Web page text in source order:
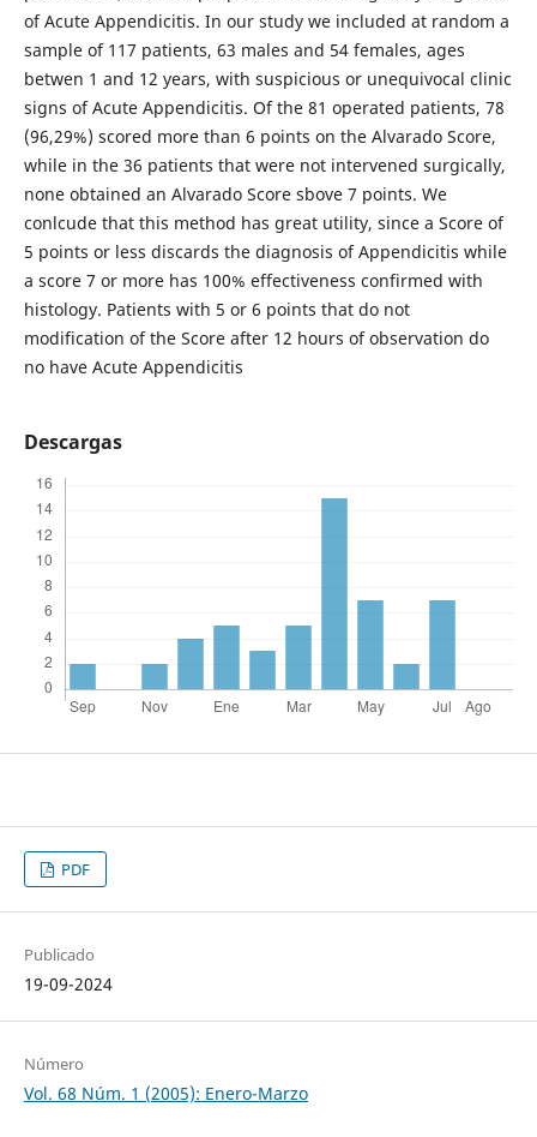
of Acute Appendicitis. In our study we included at random a
sample of 117 patients, 63 males and 54 females, ages
betwen 1 and 12 years, with suspicious or unequivocal clinic
signs of Acute Appendicitis. Of the 81 operated patients, 78
(96,29%) scored more than 6 points on the Alvarado Score,
while in the 36 patients that were not intervened surgically,
none obtained an Alvarado Score sbove 7 points. We
conlcude that this method has great utility, since a Score of
5 points or less discards the diagnosis of Appendicitis while
a score 7 or more has 100% effectiveness confirmed with
histology. Patients with 5 or 6 points that do not
modification of the Score after 12 hours of observation do
no have Acute Appendicitis
Descargas
PDF
Publicado
19-09-2024
Número
Vol. 68 Núm. 1 (2005): Enero-Marzo